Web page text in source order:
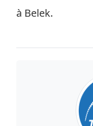
à Belek.